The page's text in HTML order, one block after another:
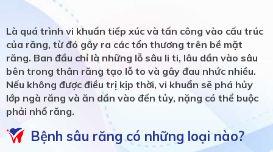
Là quá trình vi khuẩn tiếp xúc và tấn công vào cấu trúc
của răng, từ đó gây ra các tổn thương trên bề mặt
răng. Ban đầu chỉ là những lỗ sâu li ti, lâu dần vào sâu
bên trong thân răng tạo lỗ to và gây đau nhức nhiều.
Nếu không được điều trị kịp thời, vi khuẩn sẽ phá hủy
lớp ngà răng và ăn dần vào đến tủy, nặng có thể buộc
phải nhổ răng.
Bệnh sâu răng có những loại nào?